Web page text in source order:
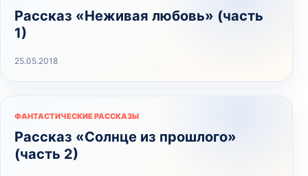
Рассказ «Неживая любовь» (часть
1)
25.05.2018
ФАНТАСТИЧЕСКИЕ РАССКАЗЫ
Рассказ «Солнце из прошлого»
(часть 2)